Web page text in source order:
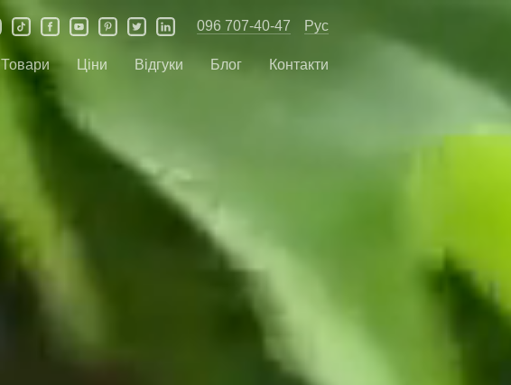
096 707-40-47 Рус
Товари Ціни Відгуки Блог Контакти